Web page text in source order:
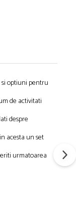
optiuni pentru
de activitati
despre
acesta un set
urmatoarea